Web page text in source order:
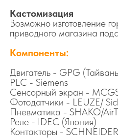
Кастомизация
Возможно изготовление
приводного магазина
Компоненты:
Двигатель - GPG
PLC - Siemens
Сенсорный экран -
Фотодатчики - LEUZE/
Пневматика - SHAKO/
Реле - IDEC (Япония)
Контакторы - SCHNEIDER